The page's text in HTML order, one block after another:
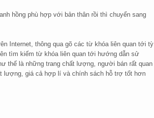
hồng phù hợp với bản thân rồi thì chuyển sang
Internet, thông qua gõ các từ khóa liên quan tới tỳ
tìm kiếm từ khóa liên quan tới hướng dẫn sử
thế là những trang chất lượng, người bán rất quan
lượng, giá cả hợp lí và chính sách hỗ trợ tốt hơn